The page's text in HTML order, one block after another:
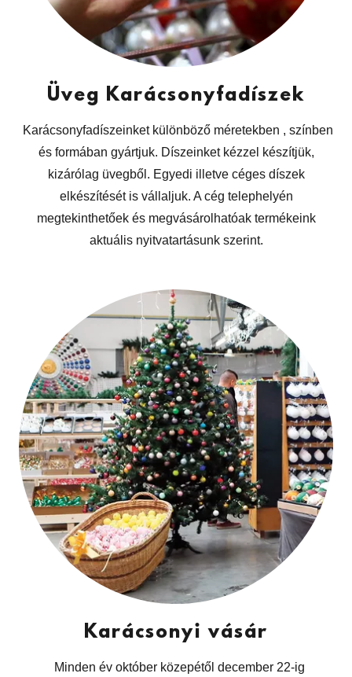
Üveg Karácsonyfadíszek
Karácsonyfadíszeinket különböző méretekben , színben
és formában gyártjuk. Díszeinket kézzel készítjük,
kizárólag üvegből. Egyedi illetve céges díszek
elkészítését is vállaljuk. A cég telephelyén
megtekinthetőek és megvásárolhatóak termékeink
aktuális nyitvatartásunk szerint.
Karácsonyi vásár
Minden év október közepétől december 22-ig